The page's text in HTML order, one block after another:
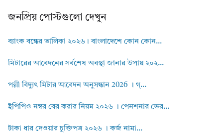
জনপ্রিয় পোস্টগুলো দেখুন
ব্যাংক বন্ধের তালিকা ২০২৬। বাংলাদেশে কোন কোন...
মিটারের আবেদনের সর্বশেষ অবস্থা জানার উপায় ২০২...
পল্লী বিদ্যুৎ মিটার আবেদন অনুসন্ধান 2026 । গ্...
ইপিপিও নম্বর বের করার নিয়ম ২০২৬ । পেনশনার ভের...
টাকা ধার দেওয়ার চুক্তিপত্র ২০২৬ । কর্জ নামা...